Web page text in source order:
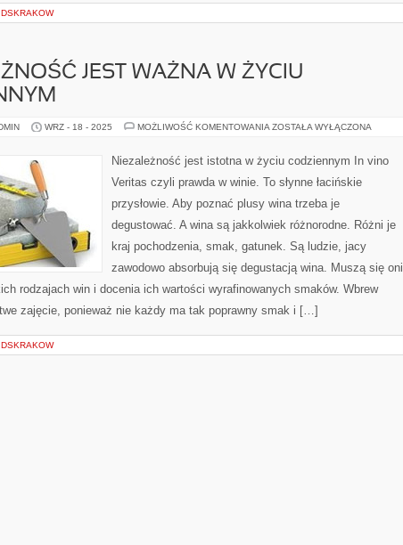
DSKRAKOW
JEST WAŻNA W ŻYCIU
WRZ - 18 - 2025 MOŻLIWOŚĆ KOMENTOWANIA NIEZALEŻNOŚĆ
W
ŻYCIU
ZOSTAŁA WYŁĄCZONA
Niezależność jest istotna w życiu codziennym In vino
Veritas czyli prawda w winie. To słynne łacińskie
przysłowie. Aby poznać plusy wina trzeba je
degustować. A wina są jakkolwiek różnorodne. Różni je
kraj pochodzenia, smak, gatunek. Są ludzie, jacy
zawodowo absorbują się degustacją wina. Muszą się oni
rodzajach win i docenia ich wartości wyrafinowanych smaków. Wbrew
zajęcie, ponieważ nie każdy ma tak poprawny smak i […]
DSKRAKOW